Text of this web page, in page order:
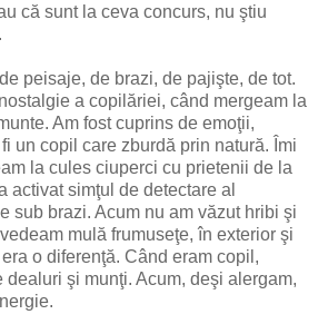
că sunt la ceva concurs, nu ştiu
peisaje, de brazi, de pajişte, de tot.
a copilăriei, când mergeam la
Am fost cuprins de emoţii,
un copil care zburdă prin natură. Îmi
la cules ciuperci cu prietenii de la
activat simţul de detectare al
sub brazi. Acum nu am văzut hribi şi
mulă frumuseţe, în exterior şi
o diferenţă. Când eram copil,
dealuri şi munţi. Acum, deşi alergam,